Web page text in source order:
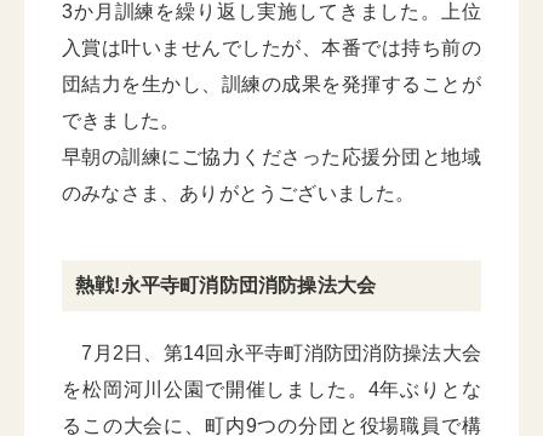
3か月訓練を繰り返し実施してきました。上位
入賞は叶いませんでしたが、本番では持ち前の
団結力を生かし、訓練の成果を発揮することが
できました。
早朝の訓練にご協力くださった応援分団と地域
のみなさま、ありがとうございました。
熱戦!永平寺町消防団消防操法大会
7月2日、第14回永平寺町消防団消防操法大会
を松岡河川公園で開催しました。4年ぶりとな
るこの大会に、町内9つの分団と役場職員で構